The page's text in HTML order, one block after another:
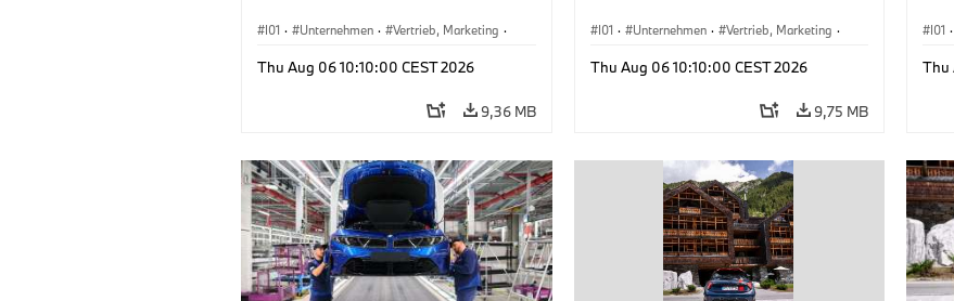
I01 · Unternehmen · Vertrieb, Marketing ·
Thu Aug 06 10:10:00 CEST 2026
9,36 MB
I01 · Unternehmen · Vertrieb, Marketing ·
Thu Aug 06 10:10:00 CEST 2026
9,75 MB
I01 ·
Thu